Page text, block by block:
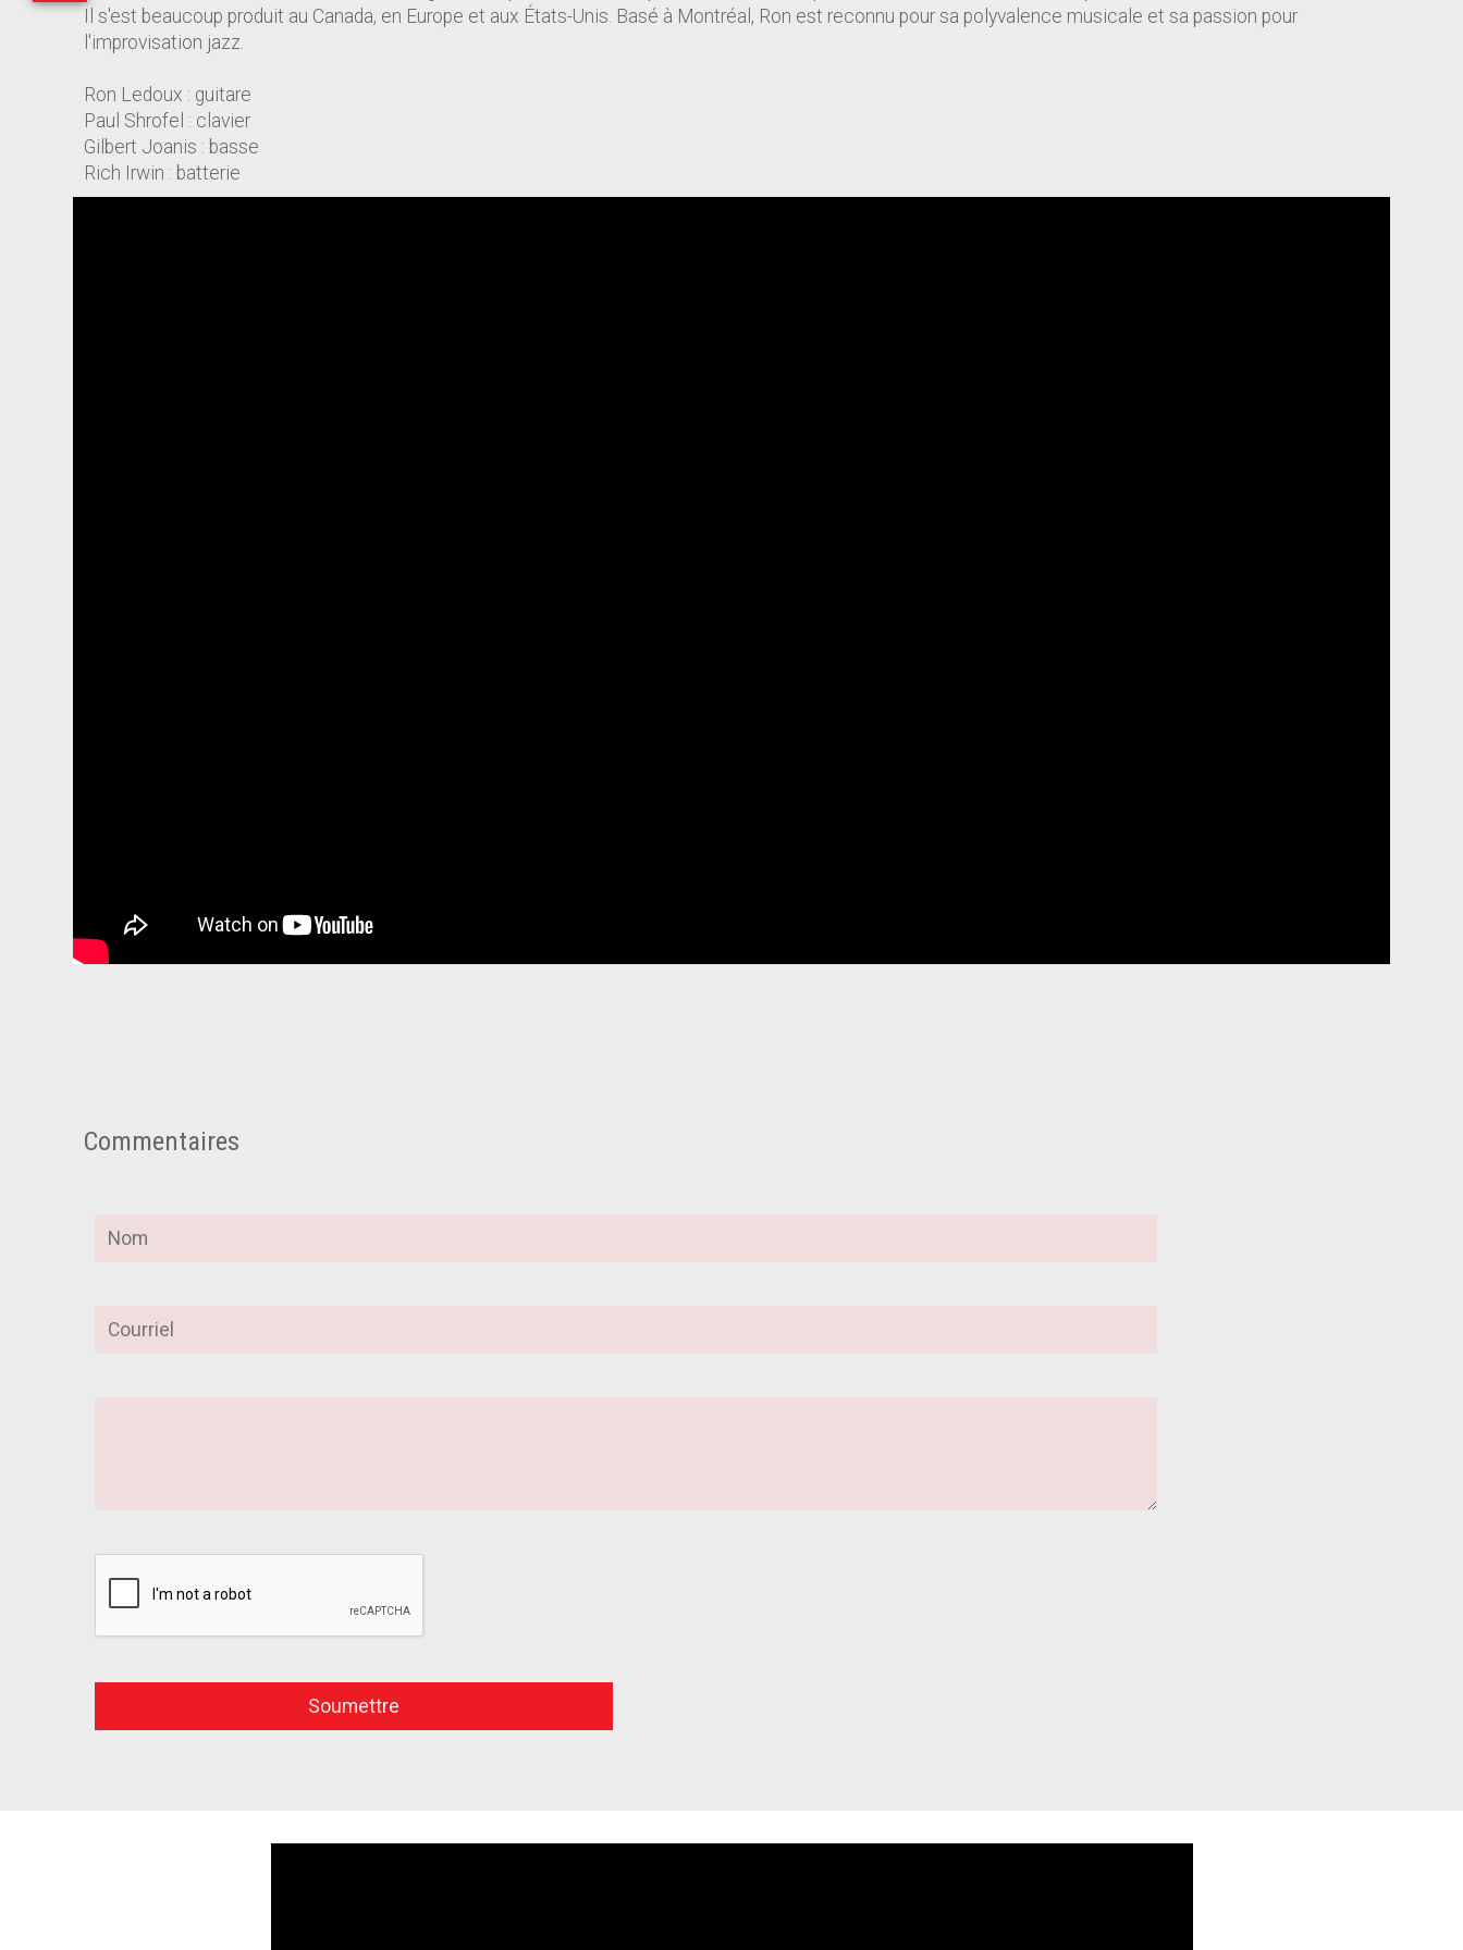
Il s'est beaucoup produit au Canada, en Europe et aux États-Unis. Basé à Montréal, Ron est reconnu pour sa polyvalence musicale et sa passion pour
l'improvisation jazz.
Ron Ledoux : guitare
Paul Shrofel : clavier
Gilbert Joanis : basse
Rich Irwin : batterie
Commentaires